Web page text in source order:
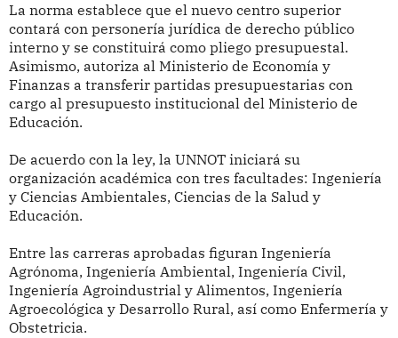
La norma establece que el nuevo centro superior
contará con personería jurídica de derecho público
interno y se constituirá como pliego presupuestal.
Asimismo, autoriza al Ministerio de Economía y
Finanzas a transferir partidas presupuestarias con
cargo al presupuesto institucional del Ministerio de
Educación.
De acuerdo con la ley, la UNNOT iniciará su
organización académica con tres facultades: Ingeniería
y Ciencias Ambientales, Ciencias de la Salud y
Educación.
Entre las carreras aprobadas figuran Ingeniería
Agrónoma, Ingeniería Ambiental, Ingeniería Civil,
Ingeniería Agroindustrial y Alimentos, Ingeniería
Agroecológica y Desarrollo Rural, así como Enfermería y
Obstetricia.